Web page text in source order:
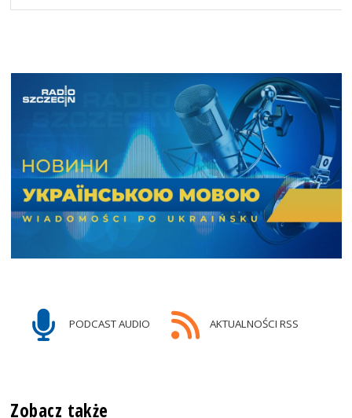
PODCAST AUDIO AKTUALNOŚCI RSS
Zobacz także